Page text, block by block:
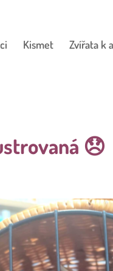
Kismet Zvířata k
😞